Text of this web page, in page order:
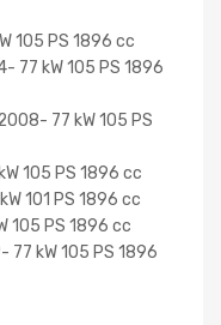
105 PS 1896 cc
77 kW 105 PS 1896
77 kW 105 PS
105 PS 1896 cc
101 PS 1896 cc
105 PS 1896 cc
77 kW 105 PS 1896